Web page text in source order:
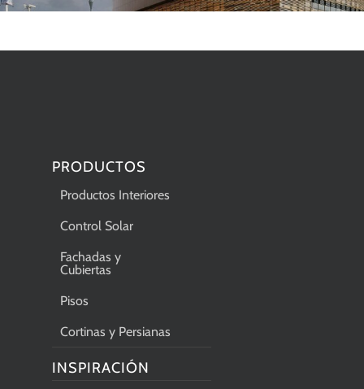
PRODUCTOS
Productos Interiores
Control Solar
Fachadas y
Cubiertas
Pisos
Cortinas y Persianas
INSPIRACIÓN